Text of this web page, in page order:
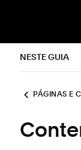
NESTE GUIA
PÁGINAS E